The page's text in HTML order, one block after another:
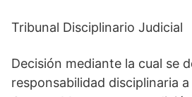
Tribunal Disciplinario Judicial
Decisión mediante la cual se
responsabilidad disciplinaria